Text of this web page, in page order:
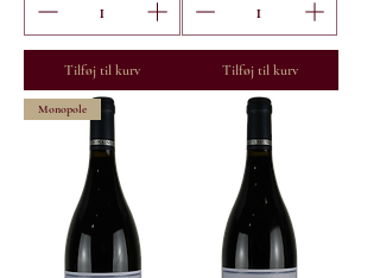
Tilføj til kurv Tilføj til kurv
Monopole